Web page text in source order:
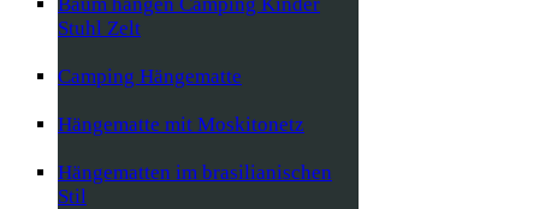
Stuhl Zelt
Camping Hängematte
Hängematte mit Moskitonetz
Hängematten im brasilianischen
Stil